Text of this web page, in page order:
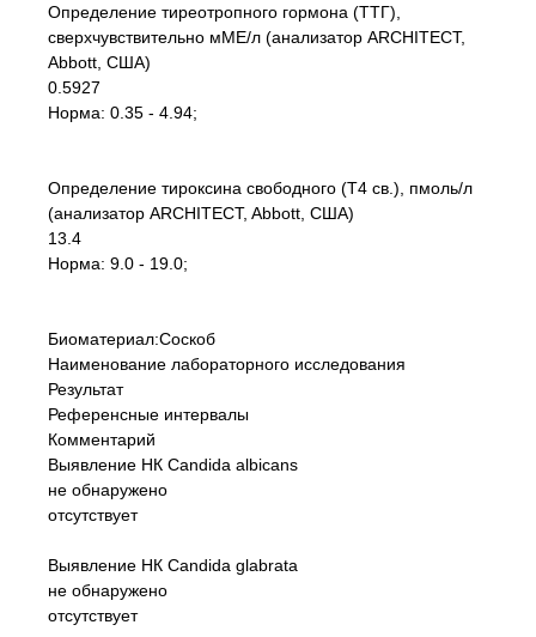
Определение тиреотропного гормона (ТТГ),
сверхчувствительно мМЕ/л (анализатор ARCHITECT,
Abbott, США)
0.5927
Норма: 0.35 - 4.94;
Определение тироксина свободного (Т4 св.), пмоль/л
(анализатор ARCHITECT, Abbott, США)
13.4
Норма: 9.0 - 19.0;
Биоматериал:Соскоб
Наименование лабораторного исследования
Результат
Референсные интервалы
Комментарий
Выявление НК Candida albicans
не обнаружено
отсутствует
Выявление НК Candida glabrata
не обнаружено
отсутствует